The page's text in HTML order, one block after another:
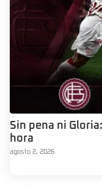
Sin pena ni
hora
agosto 2, 2026